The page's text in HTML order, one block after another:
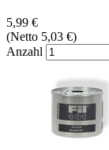
5,99 €
(Netto 5,03 €)
Anzahl